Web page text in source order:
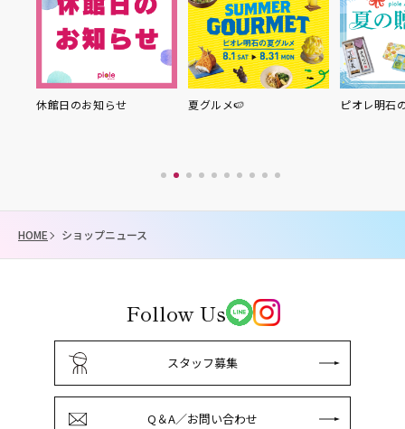
休館日のお知らせ 夏グルメ🍉 ピオレ明石
HOME ショップニュース
Follow Us
スタッフ募集
Q＆A／お問い合わせ